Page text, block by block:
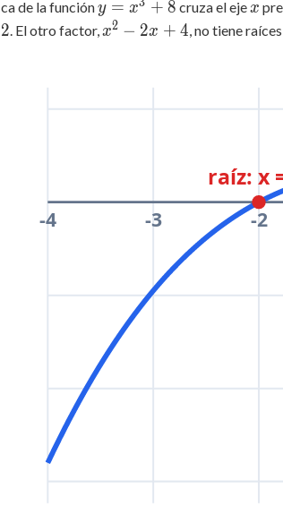
de la funcióny =
x^3
y = x + 8 cruza el ejex
x
2. El otro factor, x^2
x2 − 2x + 4, no tiene
-4 -3 -2
raíz: x